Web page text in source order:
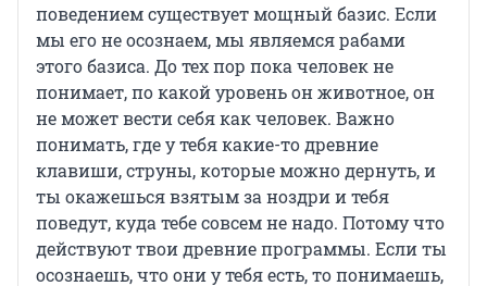
поведением существует мощный базис. Если
мы его не осознаем, мы являемся рабами
этого базиса. До тех пор пока человек не
понимает, по какой уровень он животное, он
не может вести себя как человек. Важно
понимать, где у тебя какие-то древние
клавиши, струны, которые можно дернуть, и
ты окажешься взятым за ноздри и тебя
поведут, куда тебе совсем не надо. Потому что
действуют твои древние программы. Если ты
осознаешь, что они у тебя есть, то понимаешь,